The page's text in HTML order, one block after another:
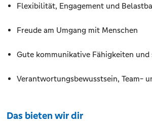
Flexibilität, Engagement und
Freude am Umgang mit Menschen
Gute kommunikative Fähigkeiten
Verantwortungsbewusstsein, Team-
Das bieten wir dir